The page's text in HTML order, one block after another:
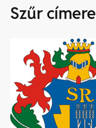
Szűr címere